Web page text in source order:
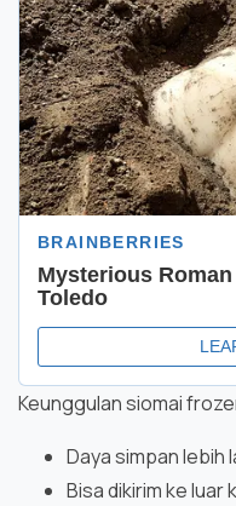
Keunggulan siomai
Daya simpan lebih
Bisa dikirim ke luar